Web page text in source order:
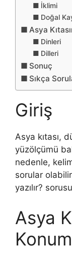
İklimi
Doğal
Asya
Dinleri
Dilleri
Sonuç
Sıkça
Giriş
Asya kıtası,
yüzölçümü
nedenle,
sorular
yazılır?
Asya